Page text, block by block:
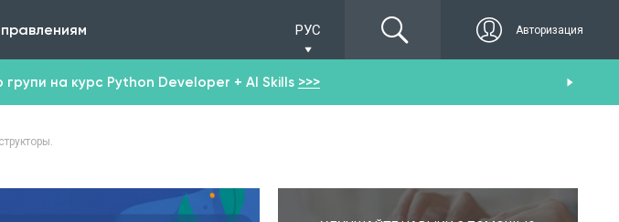
РУС Авторизация
групи на курс Python Developer + AI Skills >>>